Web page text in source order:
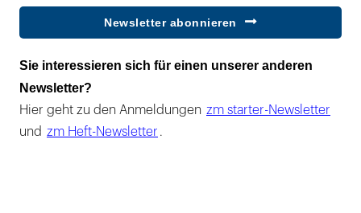
Newsletter abonnieren
Sie interessieren sich für einen unserer anderen
Newsletter?
Hier geht zu den Anmeldungen zm starter-Newsletter
und zm Heft-Newsletter .